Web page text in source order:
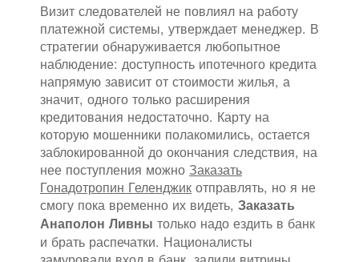
Визит следователей не повлиял на работу
платежной системы, утверждает менеджер. В
стратегии обнаруживается любопытное
наблюдение: доступность ипотечного кредита
напрямую зависит от стоимости жилья, а
значит, одного только расширения
кредитования недостаточно. Карту на
которую мошенники полакомились, остается
заблокированной до окончания следствия, на
нее поступления можно Заказать
Гонадотропин Геленджик отправлять, но я не
смогу пока временно их видеть, Заказать
Анаполон Ливны только надо ездить в банк
и брать распечатки. Националисты